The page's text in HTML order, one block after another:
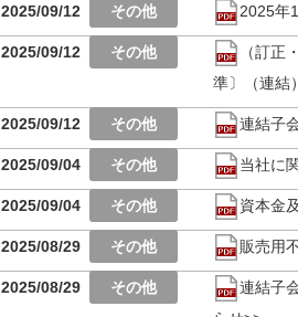
2025/09/12 2025年
2025/09/12
（訂正
準〕（連結
2025/09/12 連結子
2025/09/04 当社に
2025/09/04 資本金
2025/08/29 販売用
2025/08/29
連結子